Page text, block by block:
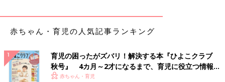
赤ちゃん・育児の人気記事ランキング
育児の困ったがズバリ！解決する本『ひよこクラブ
秋号』 4カ月～2才になるまで、育児に役立つ情報が
いっぱい！
赤ちゃん・育児